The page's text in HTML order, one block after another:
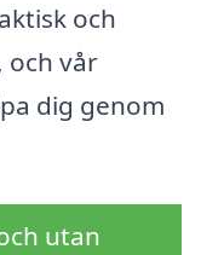
och
och vår
dig genom
utan